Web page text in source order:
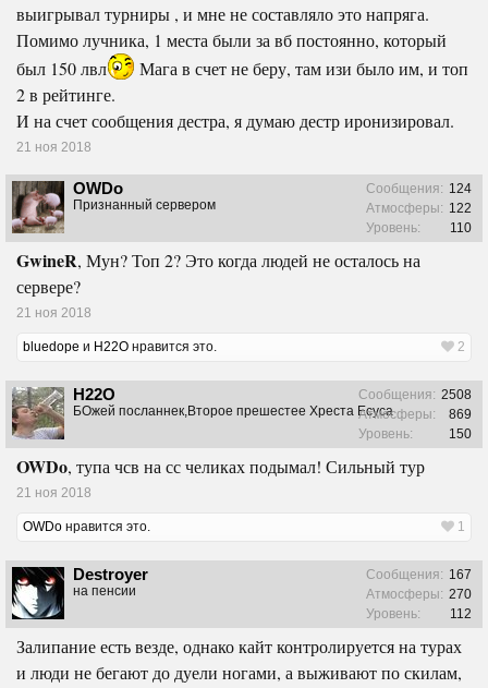
выигрывал турниры , и мне не составляло это напряга.
Помимо лучника, 1 места были за вб постоянно, который
был 150 лвл
Мага в счет не беру, там изи было им, и топ
2 в рейтинге.
И на счет сообщения дестра, я думаю дестр иронизировал.
21 ноя 2018
OWDo
Признанный сервером
Сообщения: 124
Атмосферы: 122
Уровень:
110
GwineR, Мун? Топ 2? Это когда людей не осталось на
сервере?
21 ноя 2018
bluedope и H22O нравится это. 2
H22O
БОжей посланнек,Второе прешестее Хреста Есуса
Сообщения: 2508
Атмосферы:
869
Уровень:
150
OWDo, тупа чсв на сс челиках подымал! Сильный тур
21 ноя 2018
OWDo нравится это. 1
Destroyer
на пенсии
Сообщения: 167
Атмосферы: 270
Уровень:
112
Залипание есть везде, однако кайт контролируется на турах
и люди не бегают до дуели ногами, а выживают по скилам,